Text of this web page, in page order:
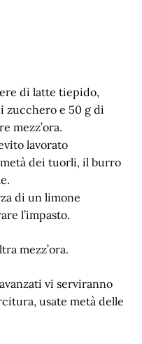
di latte tiepido,
zucchero e 50 g di
mezz’ora.
lavorato
dei tuorli, il burro
di un limone
l’impasto.
mezz’ora.
vi serviranno
usate metà delle